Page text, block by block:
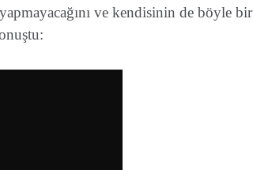
ve kendisinin de böyle bir